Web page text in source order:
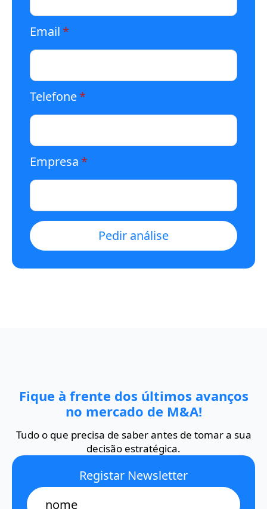
Email *
Telefone*
Empresa *
Pedir análise
Fique à frente dos últimos avanços
no mercado de M&A!
Tudo o que precisa de saber antes de tomar a sua
decisão estratégica.
Registar Newsletter
Name